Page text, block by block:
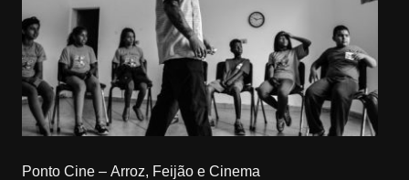
Ponto Cine – Arroz, Feijão e Cinema